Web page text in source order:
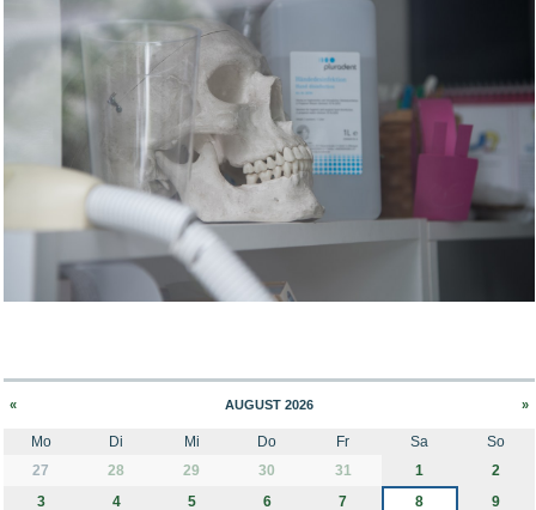
« AUGUST 2026 »
month-8
Mo Di Mi Do Fr Sa
So
27
28 29 30 31 1
2
3
4 5 6 7 8 9